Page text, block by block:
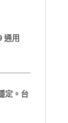
通用
定。台